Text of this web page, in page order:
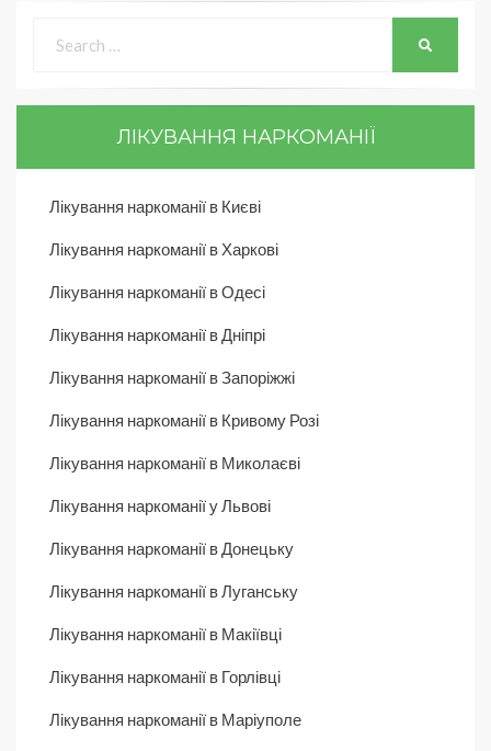
ЛІКУВАННЯ НАРКОМАНІЇ
Лікування наркоманії в Києві
Лікування наркоманії в Харкові
Лікування наркоманії в Одесі
Лікування наркоманії в Дніпрі
Лікування наркоманії в Запоріжжі
Лікування наркоманії в Кривому Розі
Лікування наркоманії в Миколаєві
Лікування наркоманії у Львові
Лікування наркоманії в Донецьку
Лікування наркоманії в Луганську
Лікування наркоманії в Макіївці
Лікування наркоманії в Горлівці
Лікування наркоманії в Маріуполе